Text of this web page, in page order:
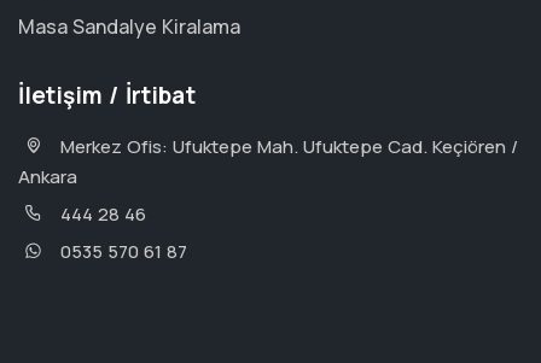
Masa Sandalye Kiralama
İletişim / İrtibat
Merkez Ofis: Ufuktepe Mah. Ufuktepe Cad. Keçiören /
Ankara
444 28 46
0535 570 61 87